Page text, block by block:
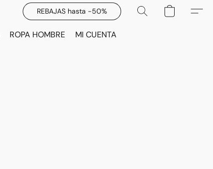
REBAJAS hasta -50%
ROPA HOMBRE MI CUENTA